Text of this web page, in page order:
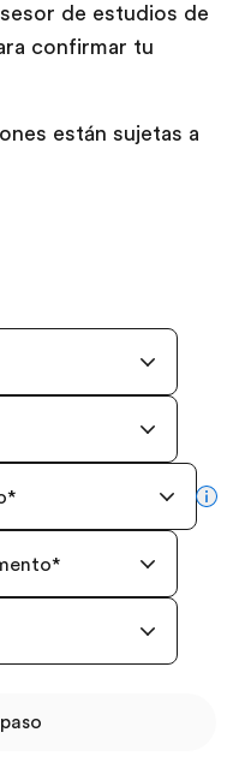
de estudios de
confirmar tu
están sujetas a
*
*